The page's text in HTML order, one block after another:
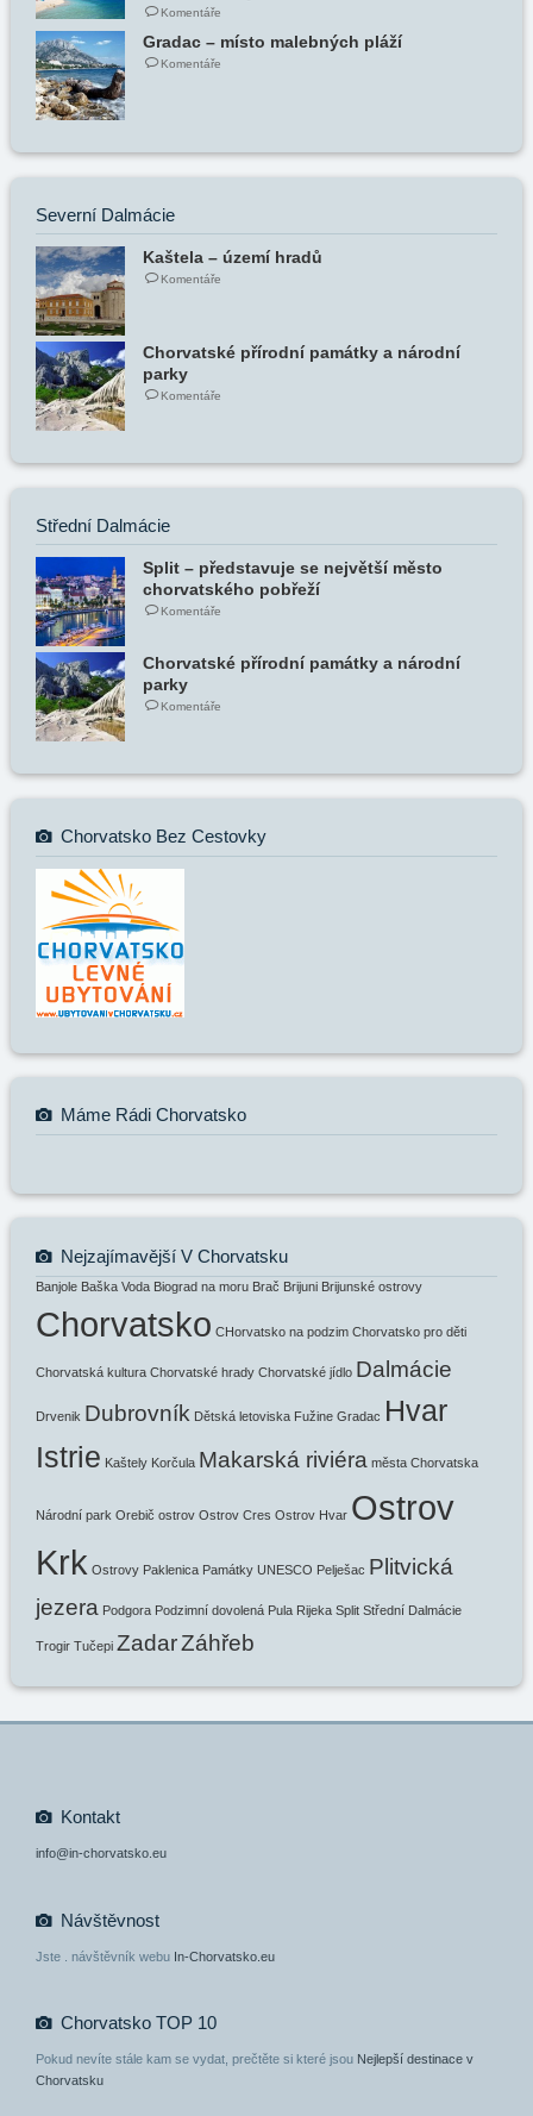
Komentáře
Gradac – místo malebných pláží
Komentáře
Severní Dalmácie
Kaštela – území hradů
Komentáře
Chorvatské přírodní památky a národní
parky
Komentáře
Střední Dalmácie
Split – představuje se největší město
chorvatského pobřeží
Komentáře
Chorvatské přírodní památky a národní
parky
Komentáře
Chorvatsko Bez Cestovky
Máme Rádi Chorvatsko
Nejzajímavější V Chorvatsku
Banjole Baška Voda Biograd na moru Brač Brijuni Brijunské ostrovy
Chorvatsko CHorvatsko na podzim Chorvatsko pro děti
Chorvatská kultura Chorvatské hrady Chorvatské jídlo Dalmácie
Drvenik Dubrovník Dětská letoviska Fužine Gradac Hvar
Istrie Kaštely Korčula Makarská riviéra města Chorvatska
Národní park Orebič ostrov Ostrov Cres Ostrov Hvar Ostrov
Krk Ostrovy Paklenica Památky UNESCO Pelješac Plitvická
jezera Podgora Podzimní dovolená Pula Rijeka Split Střední Dalmácie
Trogir Tučepi ZadarZáhřeb
Kontakt
info@in-chorvatsko.eu
Návštěvnost
Jste . návštěvník webu In-Chorvatsko.eu
Chorvatsko TOP 10
Pokud nevíte stále kam se vydat, prečtěte si které jsou Nejlepší destinace v
Chorvatsku